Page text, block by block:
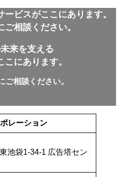
ビスがここにあります。
ご相談ください。
来を支える
にあります。
ご相談ください。
レーション
池袋1-34-1 広告塔セン